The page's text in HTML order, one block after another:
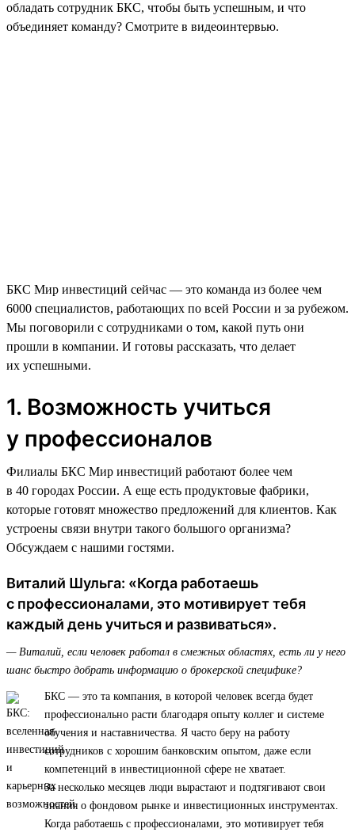
обладать сотрудник БКС, чтобы быть успешным, и что
объединяет команду? Смотрите в видеоинтервью.
БКС Мир инвестиций сейчас — это команда из более чем
6000 специалистов, работающих по всей России и за рубежом.
Мы поговорили с сотрудниками о том, какой путь они
прошли в компании. И готовы рассказать, что делает
их успешными.
1. Возможность учиться
у профессионалов
Филиалы БКС Мир инвестиций работают более чем
в 40 городах России. А еще есть продуктовые фабрики,
которые готовят множество предложений для клиентов. Как
устроены связи внутри такого большого организма?
Обсуждаем с нашими гостями.
Виталий Шульга: «Когда работаешь
с профессионалами, это мотивирует тебя
каждый день учиться и развиваться».
— Виталий, если человек работал в смежных областях, есть ли у него
шанс быстро добрать информацию о брокерской специфике?
БКС — это та компания, в которой человек всегда будет
профессионально расти благодаря опыту коллег и системе
обучения и наставничества. Я часто беру на работу
сотрудников с хорошим банковским опытом, даже если
компетенций в инвестиционной сфере не хватает.
За несколько месяцев люди вырастают и подтягивают свои
знания о фондовом рынке и инвестиционных инструментах.
Когда работаешь с профессионалами, это мотивирует тебя